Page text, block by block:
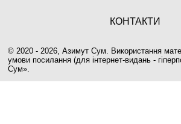
КОНТАКТИ
© 2020 - 2026, Азимут Сум. Використання
умови посилання (для інтернет-видань -
Сум».